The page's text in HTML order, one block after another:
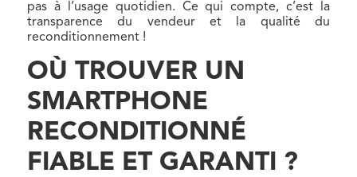
pas à l’usage quotidien. Ce qui compte, c’est la
transparence du vendeur et la qualité du
reconditionnement !
OÙ TROUVER UN
SMARTPHONE
RECONDITIONNÉ
FIABLE ET GARANTI ?